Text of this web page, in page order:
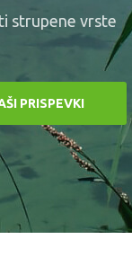
strupene vrste
PRISPEVKI